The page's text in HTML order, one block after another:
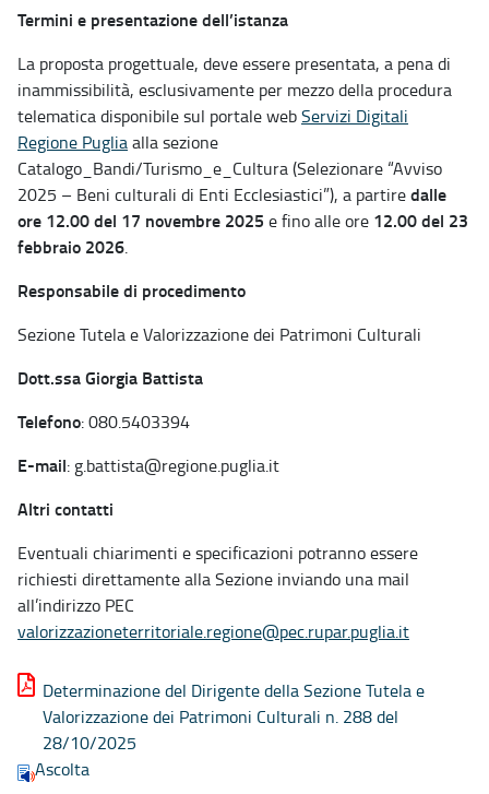
Termini e presentazione dell’istanza
La proposta progettuale, deve essere presentata, a pena di
inammissibilità, esclusivamente per mezzo della procedura
telematica disponibile sul portale webServizi Digitali
Regione Pugliaalla sezione
Catalogo_Bandi/Turismo_e_Cultura (Selezionare “Avviso
2025 – Beni culturali di Enti Ecclesiastici”), a partiredalle
ore 12.00 del 17 novembre 2025 e fino alle ore 12.00 del 23
febbraio 2026.
Responsabile di procedimento
Sezione Tutela e Valorizzazione dei Patrimoni Culturali
Dott.ssa Giorgia Battista
Telefono: 080.5403394
E-mail: g.battista@regione.puglia.it
Altri contatti
Eventuali chiarimenti e specificazioni potranno essere
richiesti direttamente alla Sezione inviando una mail
all’indirizzo PEC
valorizzazioneterritoriale.regione@pec.rupar.puglia.it
Determinazione del Dirigente della Sezione Tutela e
Valorizzazione dei Patrimoni Culturali n. 288 del
28/10/2025
Ascolta